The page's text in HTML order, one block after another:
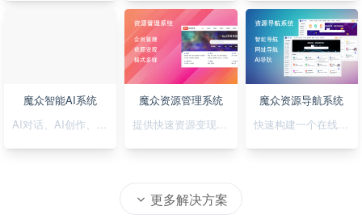
魔众智能AI系统
AI对话、AI创作、AI绘画
魔众资源管理系统
提供快速资源变现的在线系统
魔众资源导航系统
快速构建一个在线资源导航系统
更多解决方案